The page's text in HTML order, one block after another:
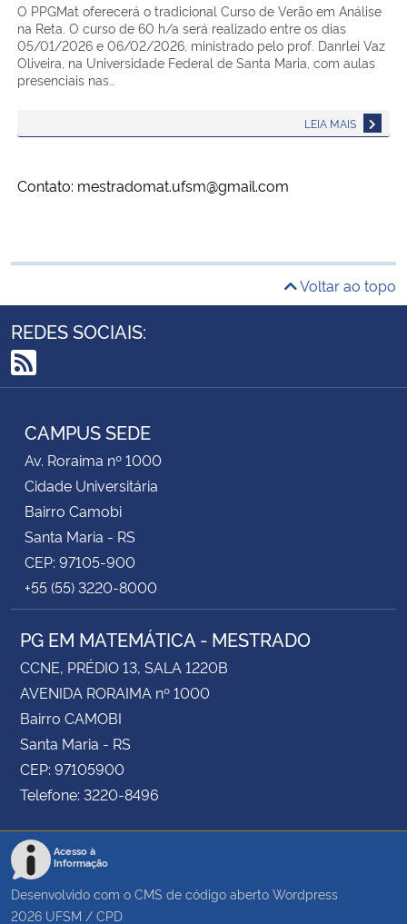
O PPGMat oferecerá o tradicional Curso de Verão em Análise
na Reta. O curso de 60 h/a será realizado entre os dias
05/01/2026 e 06/02/2026, ministrado pelo prof. Danrlei Vaz
Oliveira, na Universidade Federal de Santa Maria, com aulas
presenciais nas…
LEIA MAIS
Contato: mestradomat.ufsm@gmail.com
Voltar ao topo
REDES SOCIAIS:
RSS
CAMPUS SEDE
Av. Roraima nº 1000
Cidade Universitária
Bairro Camobi
Santa Maria - RS
CEP: 97105-900
+55 (55) 3220-8000
PG EM MATEMÁTICA - MESTRADO
CCNE, PRÉDIO 13, SALA 1220B
AVENIDA RORAIMA nº 1000
Bairro CAMOBI
Santa Maria - RS
CEP: 97105900
Telefone: 3220-8496
Acesso à
Informação
Desenvolvido com o CMS de código aberto Wordpress
2026 UFSM / CPD